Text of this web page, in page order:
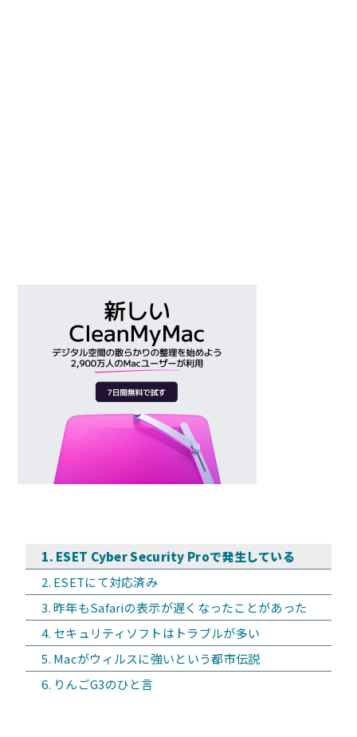
ESET Cyber Security Proで発生している
ESETにて対応済み
昨年もSafariの表示が遅くなったことがあった
セキュリティソフトはトラブルが多い
Macがウィルスに強いという都市伝説
りんごG3のひと言